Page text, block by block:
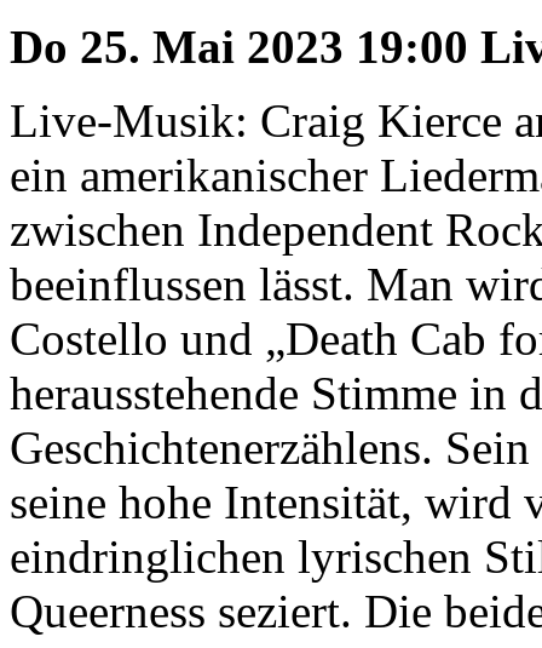
Do 25. Mai 2023 19:00
Live-Musik: Craig Kierce
ein amerikanischer
zwischen Independent
beeinflussen lässt. Man
Costello und „Death Cab
herausstehende Stimme in
Geschichtenerzählens.
seine hohe Intensität, wird
eindringlichen lyrischen
Queerness seziert. Die